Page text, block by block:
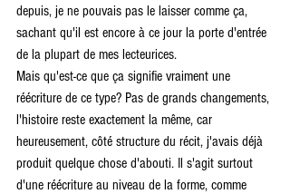
depuis, je ne pouvais pas le laisser comme ça,
sachant qu'il est encore à ce jour la porte d'entrée
de la plupart de mes lecteurices.
Mais qu'est-ce que ça signifie vraiment une
réécriture de ce type? Pas de grands changements,
l'histoire reste exactement la même, car
heureusement, côté structure du récit, j'avais déjà
produit quelque chose d'abouti. Il s'agit surtout
d'une réécriture au niveau de la forme, comme